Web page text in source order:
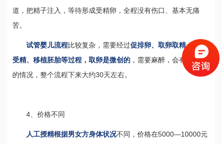
道，把精子注入，等待形成受精卵，全程没有伤口、基本无痛
苦。
试管婴儿流程比较复杂，需要经过促排卵、取卵取精、体外
受精、移植胚胎等过程，取卵是微创的 ，需要麻醉，会有不舒服
的情况，整个流程下来大约30天左右。
4、价格不同
人工授精根据男女方身体状况不同，价格在5000—10000元